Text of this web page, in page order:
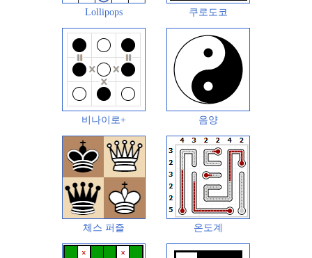
Lollipops 쿠로도코
비나이로+ 음양
체스 퍼즐 온도계